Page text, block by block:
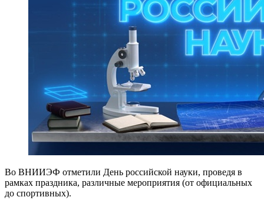
Во ВНИИЭФ отметили День российской науки, проведя в
рамках праздника, различные мероприятия (от официальных
до спортивных).